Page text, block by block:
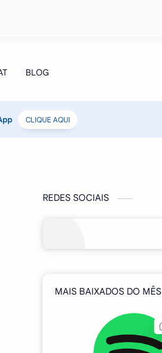
CLIQUE AQUI
REDES SOCIAIS
MAIS BAIXADOS DO MÊS